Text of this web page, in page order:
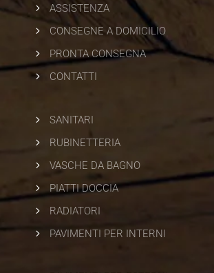
5
ASSISTENZA
5
CONSEGNE A DOMICILIO
5
PRONTA CONSEGNA
5
CONTATTI
5
SANITARI
5
RUBINETTERIA
5
VASCHE DA BAGNO
5
PIATTI DOCCIA
5
RADIATORI
5
PAVIMENTI PER INTERNI